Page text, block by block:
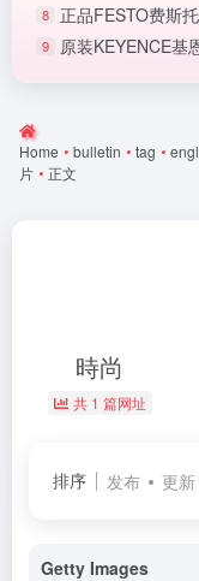
8 正品FESTO费斯
9 原装KEYENCE基
Home • bulletin • tag •
片 • 正文
時尚
共 1 篇网址
排序 发布 更新
Getty Images